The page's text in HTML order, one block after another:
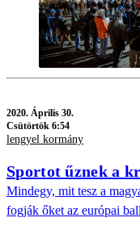
2020. Április 30.
Csütörtök 6:54
lengyel kormány
Sportot űznek a
Mindegy, mit tesz a
fogják őket az európai